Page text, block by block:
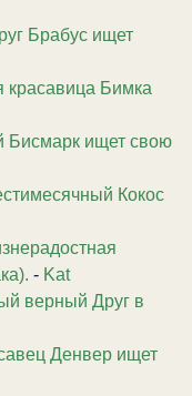
Брабус ищет
красавица Бимка
Бисмарк ищет свою
Кокос
- Kat
верный Друг в
Денвер ищет